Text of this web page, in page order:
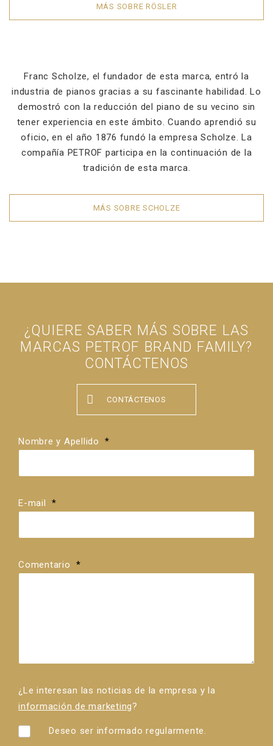
MÁS SOBRE RÖSLER
Franc Scholze, el fundador de esta marca, entró la
industria de pianos gracias a su fascinante habilidad. Lo
demostró con la reducción del piano de su vecino sin
tener experiencia en este ámbito. Cuando aprendió su
oficio, en el año 1876 fundó la empresa Scholze. La
compañía PETROF participa en la continuación de la
tradición de esta marca.
MÁS SOBRE SCHOLZE
¿QUIERE SABER MÁS SOBRE LAS
MARCAS PETROF BRAND FAMILY?
CONTÁCTENOS
CONTÁCTENOS
Nombre y Apellido *
E-mail *
Comentario *
¿Le interesan las noticias de la empresa y la
información de marketing?
Deseo ser informado regularmente.